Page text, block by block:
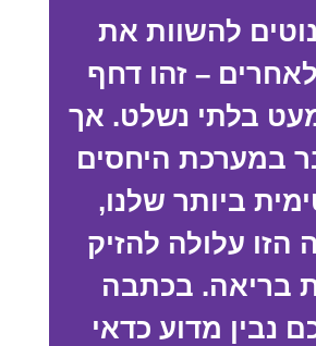
נוטים להשוות את
– זהו דחף
בלתי נשלט. אך
במערכת היחסים
ביותר שלנו,
הזו עלולה להזיק
בריאה. בכתבה
נבין מדוע כדאי